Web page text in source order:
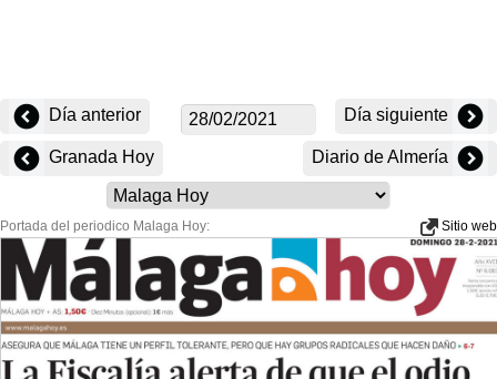
Día anterior Día siguiente
Granada Hoy Diario de Almería
Portada del periodico Malaga Hoy: Sitio web